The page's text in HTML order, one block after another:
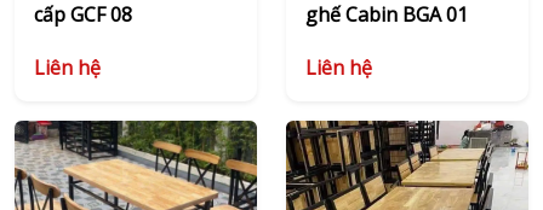
cấp GCF 08
Liên hệ
ghế Cabin BGA 01
Liên hệ